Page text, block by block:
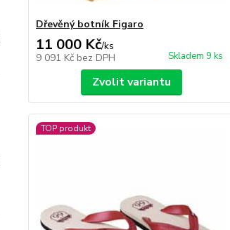
Dřevěný botník Figaro
11 000 Kč/ks
9 091 Kč bez DPH Skladem 9 ks
Zvolit variantu
TOP produkt